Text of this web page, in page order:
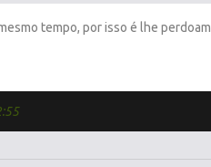
tempo, por isso é lhe